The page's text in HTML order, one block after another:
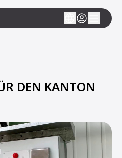
DEN KANTON